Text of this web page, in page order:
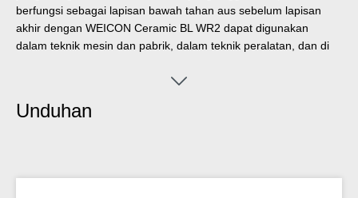
berfungsi sebagai lapisan bawah tahan aus sebelum lapisan
akhir dengan WEICON Ceramic BL WR2 dapat digunakan
dalam teknik mesin dan pabrik, dalam teknik peralatan, dan di
Unduhan